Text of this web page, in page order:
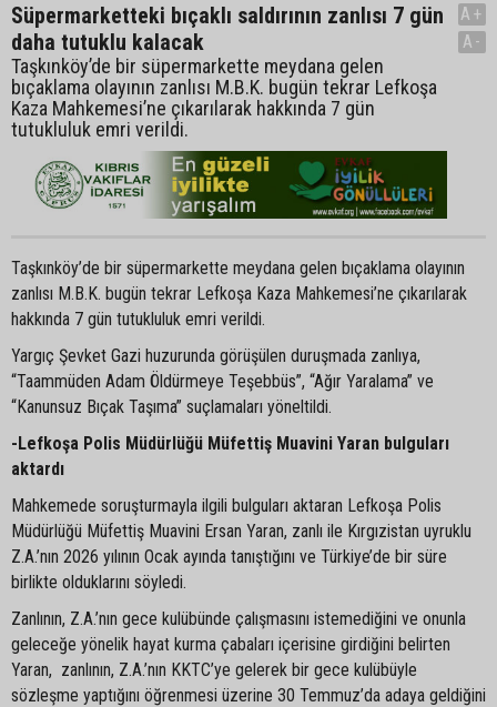
Süpermarketteki bıçaklı saldırının zanlısı 7 gün
daha tutuklu kalacak
Taşkınköy’de bir süpermarkette meydana gelen
bıçaklama olayının zanlısı M.B.K. bugün tekrar Lefkoşa
Kaza Mahkemesi’ne çıkarılarak hakkında 7 gün
tutukluluk emri verildi.
A+
A-
Taşkınköy’de bir süpermarkette meydana gelen bıçaklama olayının
zanlısı M.B.K. bugün tekrar Lefkoşa Kaza Mahkemesi’ne çıkarılarak
hakkında 7 gün tutukluluk emri verildi.
Yargıç Şevket Gazi huzurunda görüşülen duruşmada zanlıya,
“Taammüden Adam Öldürmeye Teşebbüs”, “Ağır Yaralama” ve
“Kanunsuz Bıçak Taşıma” suçlamaları yöneltildi.
-Lefkoşa Polis Müdürlüğü Müfettiş Muavini Yaran bulguları
aktardı
Mahkemede soruşturmayla ilgili bulguları aktaran Lefkoşa Polis
Müdürlüğü Müfettiş Muavini Ersan Yaran, zanlı ile Kırgızistan uyruklu
Z.A.’nın 2026 yılının Ocak ayında tanıştığını ve Türkiye’de bir süre
birlikte olduklarını söyledi.
Zanlının, Z.A.’nın gece kulübünde çalışmasını istemediğini ve onunla
geleceğe yönelik hayat kurma çabaları içerisine girdiğini belirten
Yaran, zanlının, Z.A.’nın KKTC’ye gelerek bir gece kulübüyle
sözleşme yaptığını öğrenmesi üzerine 30 Temmuz’da adaya geldiğini